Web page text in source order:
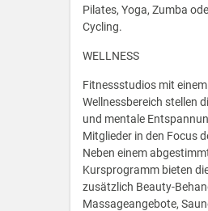
Pilates, Yoga, Zumba
Cycling.
WELLNESS
Fitnessstudios mit
Wellnessbereich stellen
und mentale
Mitglieder in den Focus
Neben einem
Kursprogramm bieten
zusätzlich Beauty-
Massageangebote,